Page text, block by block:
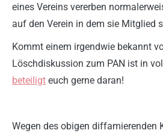
eines Vereins vererben
auf den Verein in dem sie Mitglied
Kommt einem irgendwie bekannt
Löschdiskussion zum PAN ist in
beteiligt euch gerne daran!
Wegen des obigen diffamierenden